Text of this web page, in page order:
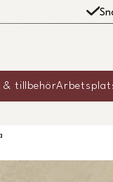
& tillbehör